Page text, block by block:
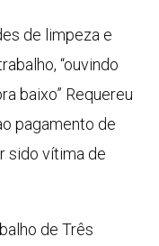
de limpeza e
“ouvindo
baixo” Requereu
pagamento de
sido vítima de
de Três